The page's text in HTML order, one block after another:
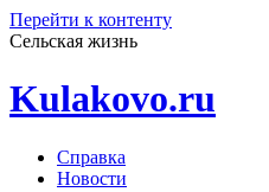
Перейти к контенту
Сельская жизнь
Kulakovo.ru
Справка
Новости